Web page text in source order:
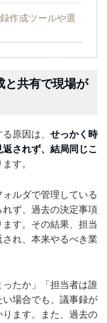
作成ツールや選
と共有で現場が
原因は、 せっかく時
されず、結局同じこ
す。
ルダで管理している
ず、過去の決定事項
す。その結果、担当
れ、本来やるべき業
たか」「担当者は誰
場合でも、議事録が
ます。また、過去の